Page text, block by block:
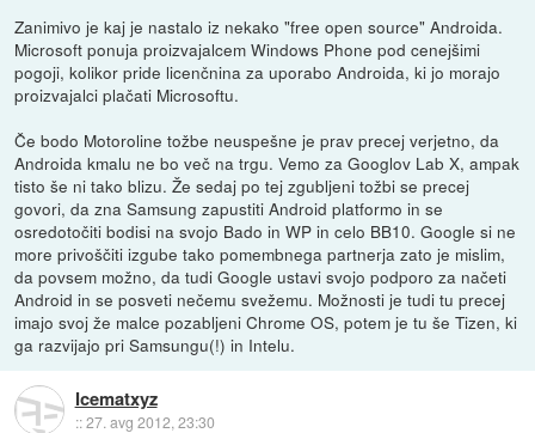
Zanimivo je kaj je nastalo iz nekako "free open source" Androida.
Microsoft ponuja proizvajalcem Windows Phone pod cenejšimi
pogoji, kolikor pride licenčnina za uporabo Androida, ki jo morajo
proizvajalci plačati Microsoftu.
Če bodo Motoroline tožbe neuspešne je prav precej verjetno, da
Androida kmalu ne bo več na trgu. Vemo za Googlov Lab X, ampak
tisto še ni tako blizu. Že sedaj po tej zgubljeni tožbi se precej
govori, da zna Samsung zapustiti Android platformo in se
osredotočiti bodisi na svojo Bado in WP in celo BB10. Google si ne
more privoščiti izgube tako pomembnega partnerja zato je mislim,
da povsem možno, da tudi Google ustavi svojo podporo za načeti
Android in se posveti nečemu svežemu. Možnosti je tudi tu precej
imajo svoj že malce pozabljeni Chrome OS, potem je tu še Tizen, ki
ga razvijajo pri Samsungu(!) in Intelu.
Icematxyz
::27. avg 2012, 23:30